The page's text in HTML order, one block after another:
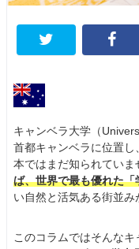
キャンベラ大学（
首都キャンベラに位置し
本ではまだ知られていま
ば、世界で最も優れた「
い自然と活気ある街並み
このコラムではそんなキ